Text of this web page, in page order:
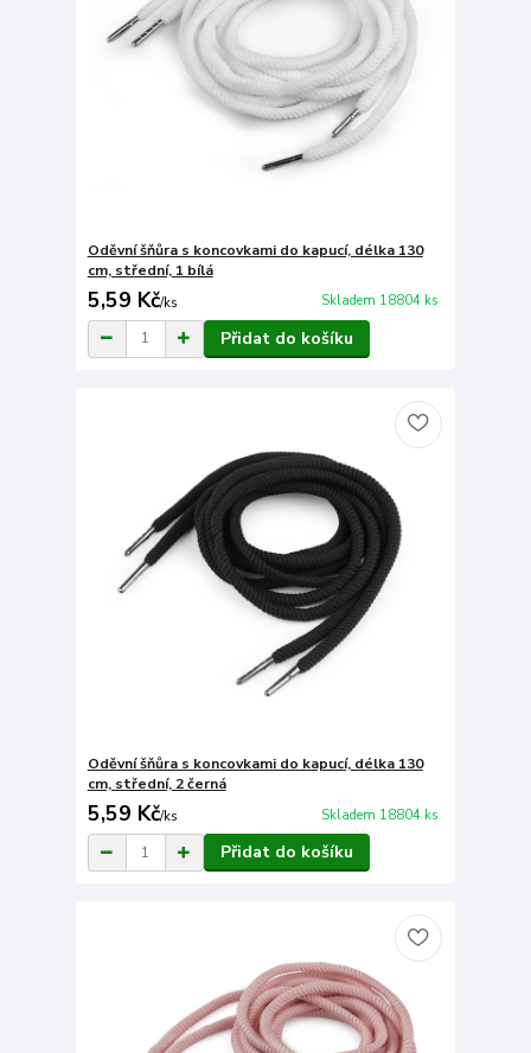
Oděvní šňůra s koncovkami do kapucí, délka 130
cm, střední, 1 bílá
5,59 Kč/ks Skladem 18804 ks
Přidat do košíku
Oděvní šňůra s koncovkami do kapucí, délka 130
cm, střední, 2 černá
5,59 Kč/ks Skladem 18804 ks
Přidat do košíku